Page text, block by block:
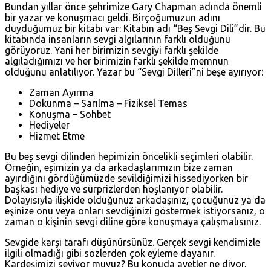
Bundan yıllar önce şehrimize Gary Chapman adında önemli
bir yazar ve konuşmacı geldi. Birçoğumuzun adını
duyduğumuz bir kitabı var: Kitabın adı “Beş Sevgi Dili”dir. Bu
kitabında insanların sevgi algılarının farklı olduğunu
görüyoruz. Yani her birimizin sevgiyi farklı şekilde
algıladığımızı ve her birimizin farklı şekilde memnun
olduğunu anlatılıyor. Yazar bu “Sevgi Dilleri”ni beşe ayırıyor:
Zaman Ayırma
Dokunma – Sarılma – Fiziksel Temas
Konuşma – Sohbet
Hediyeler
Hizmet Etme
Bu beş sevgi dilinden hepimizin öncelikli seçimleri olabilir.
Örneğin, eşimizin ya da arkadaşlarımızın bize zaman
ayırdığını gördüğümüzde sevildiğimizi hissediyorken bir
başkası hediye ve sürprizlerden hoşlanıyor olabilir.
Dolayısıyla ilişkide olduğunuz arkadaşınız, çocuğunuz ya da
eşinize onu veya onları sevdiğinizi göstermek istiyorsanız, o
zaman o kişinin sevgi diline göre konuşmaya çalışmalısınız.
Sevgide karşı tarafı düşünürsünüz. Gerçek sevgi kendimizle
ilgili olmadığı gibi sözlerden çok eyleme dayanır.
Kardeşimizi seviyor muyuz? Bu konuda ayetler ne diyor,